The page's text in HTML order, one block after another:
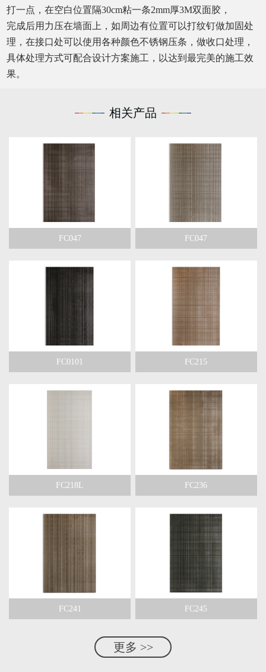
打一点，在空白位置隔30cm粘一条2mm厚3M双面胶，
完成后用力压在墙面上，如周边有位置可以打纹钉做加固处
理，在接口处可以使用各种颜色不锈钢压条，做收口处理，
具体处理方式可配合设计方案施工，以达到最完美的施工效
果。
相关产品
FC047 FC047
FC0101 FC215
FC218L FC236
FC241 FC245
更多 >>